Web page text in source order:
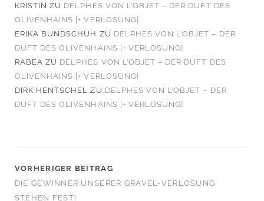
KRISTIN ZU DELPHES VON L’OBJET – DER DUFT DES
OLIVENHAINS [+ VERLOSUNG]
ERIKA BUNDSCHUH ZU DELPHES VON L’OBJET – DER
DUFT DES OLIVENHAINS [+ VERLOSUNG]
RABEA ZU DELPHES VON L’OBJET – DER DUFT DES
OLIVENHAINS [+ VERLOSUNG]
DIRK HENTSCHEL
ZU DELPHES VON L’OBJET – DER
DUFT DES OLIVENHAINS [+ VERLOSUNG]
VORHERIGER BEITRAG
DIE GEWINNER UNSERER GRAVEL-VERLOSUNG
STEHEN FEST!